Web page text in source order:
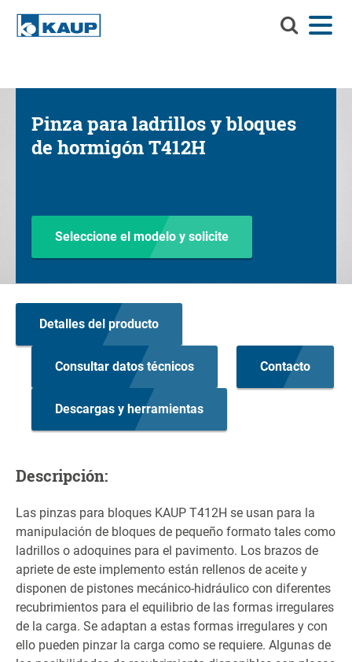
BuscarMenú
Implementos
Soluciones de manejo de materiales
Servicios
Compañía
Carrera profesional en KAUP
Buscador de productos
Capacidad residual
Pinza para ladrillos y bloques
de hormigón T412H
Seleccione el modelo y solicite
Detalles del producto
Consultar datos técnicos Contacto
Descargas y herramientas
Descripción:
Las pinzas para bloques KAUP T412H se usan para la
manipulación de bloques de pequeño formato tales como
ladrillos o adoquines para el pavimento. Los brazos de
apriete de este implemento están rellenos de aceite y
disponen de pistones mecánico-hidráulico con diferentes
recubrimientos para el equilibrio de las formas irregulares
de la carga. Se adaptan a estas formas irregulares y con
ello pueden pinzar la carga como se requiere. Algunas de